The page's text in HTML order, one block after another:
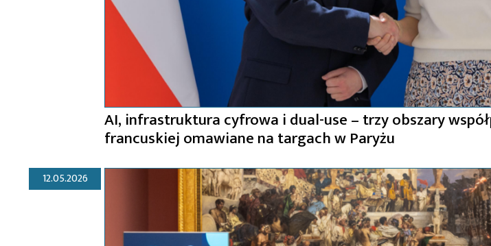
AI, infrastruktura cyfrowa i dual-use – trzy obszary
francuskiej omawiane na targach w Paryżu
12.05.2026